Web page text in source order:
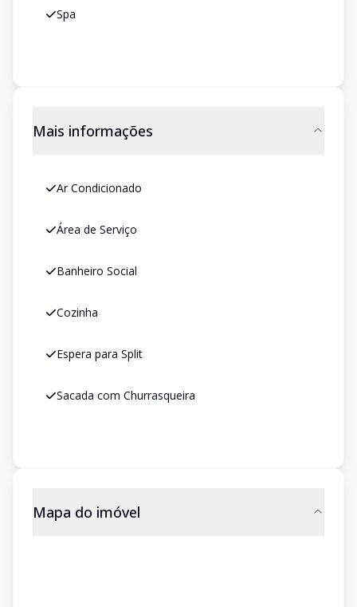
Spa
Mais informações
Ar Condicionado
Área de Serviço
Banheiro Social
Cozinha
Espera para Split
Sacada com Churrasqueira
Mapa do imóvel